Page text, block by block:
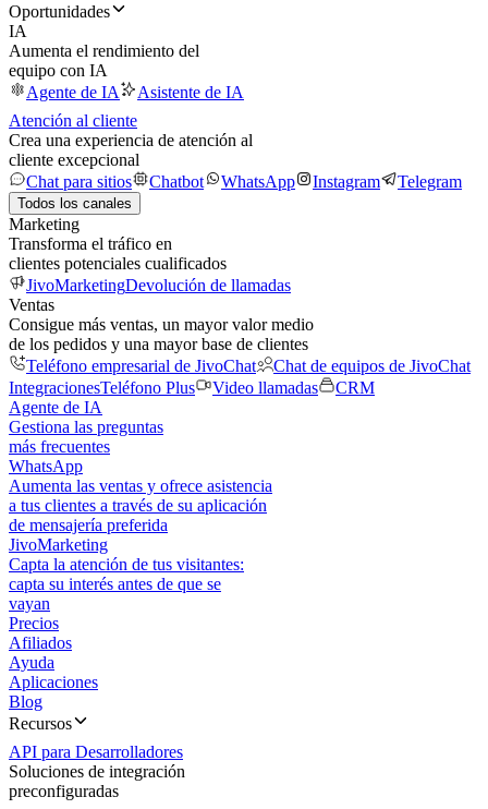
Oportunidades
IA
Aumenta el rendimiento del
equipo con IA
Agente de IA
Asistente de IA
Atención al cliente
Crea una experiencia de atención al
cliente excepcional
Chat para sitios
Chatbot WhatsApp Instagram Telegram
Todos los canales
Marketing
Transforma el tráfico en
clientes potenciales cualificados
JivoMarketingDevolución de llamadas
Ventas
Consigue más ventas, un mayor valor medio
de los pedidos y una mayor base de clientes
Teléfono empresarial de JivoChat
Chat de equipos de JivoChat
IntegracionesTeléfono Plus Video llamadas
CRM
Agente de IA
Gestiona las preguntas
más frecuentes
WhatsApp
Aumenta las ventas y ofrece asistencia
a tus clientes a través de su aplicación
de mensajería preferida
JivoMarketing
Capta la atención de tus visitantes:
capta su interés antes de que se
vayan
Precios
Afiliados
Ayuda
Aplicaciones
Blog
Recursos
API para Desarrolladores
Soluciones de integración
preconfiguradas